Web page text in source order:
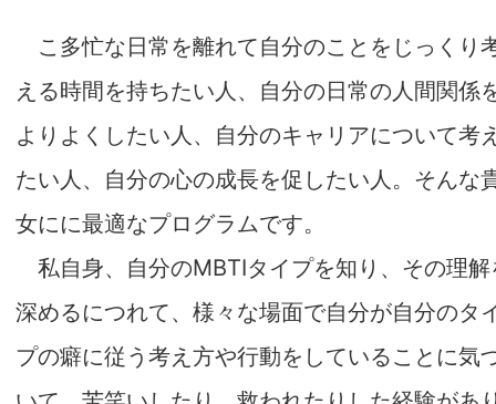
こ多忙な日常を離れて自分のことをじっくり
える時間を持ちたい人、自分の日常の人間関係
よりよくしたい人、自分のキャリアについて考
たい人、自分の心の成長を促したい人。そんな
女にに最適なプログラムです。
私自身、自分のMBTIタイプを知り、その理解
深めるにつれて、様々な場面で自分が自分のタ
プの癖に従う考え方や行動をしていることに気